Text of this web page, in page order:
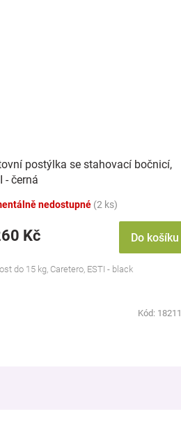
postýlka se stahovací bočnicí,
- černá
nedostupné (2 ks)
Kč Do košíku
do 15 kg, Caretero, ESTI - black
Kód: